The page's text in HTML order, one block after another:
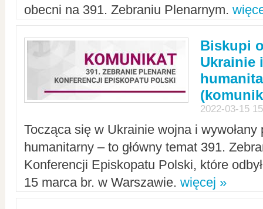
obecni na 391. Zebraniu Plenarnym.
Biskupi
Ukrainie
2022-03-15
Tocząca się w Ukrainie wojna i
humanitarny – to główny temat 391.
Konferencji Episkopatu Polski, które
15 marca br. w Warszawie. więcej »